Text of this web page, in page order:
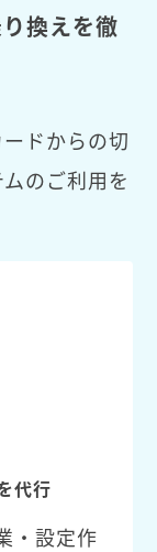
換えを徹
ドからの切
のご利用を
代行
・設定作